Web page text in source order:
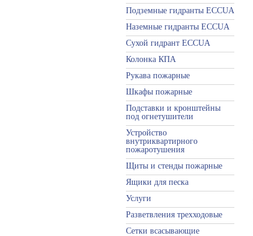
Подземные гидранты ECCUA
Наземные гидранты ECCUA
Сухой гидрант ECCUA
Колонка КПА
Рукава пожарные
Шкафы пожарные
Подставки и кронштейны
под огнетушители
Устройство
внутриквартирного
пожаротушения
Щиты и стенды пожарные
Ящики для песка
Услуги
Разветвления трехходовые
Сетки всасывающие